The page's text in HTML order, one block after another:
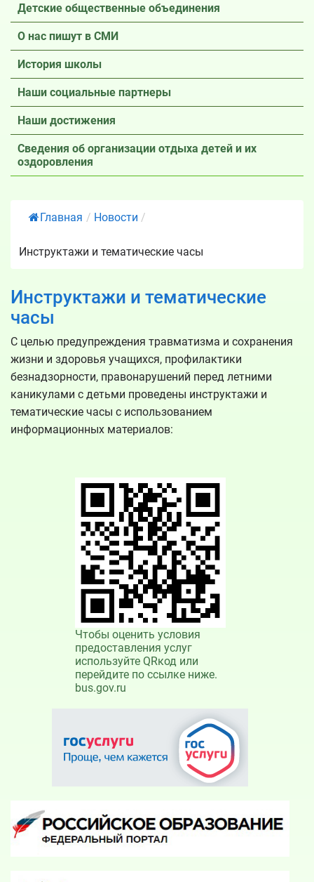
Детские общественные объединения
О нас пишут в СМИ
История школы
Наши социальные партнеры
Наши достижения
Сведения об организации отдыха детей и их
оздоровления
Главная / Новости /
Инструктажи и тематические часы
Инструктажи и тематические
часы
С целью предупреждения травматизма и сохранения
жизни и здоровья учащихся, профилактики
безнадзорности, правонарушений перед летними
каникулами с детьми проведены инструктажи и
тематические часы с использованием
информационных материалов:
Чтобы оценить условия
предоставления услуг
используйте QRкод или
перейдите по ссылке ниже.
bus.gov.ru